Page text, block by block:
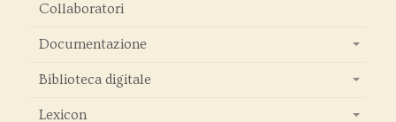
Collaboratori
Documentazione
Biblioteca digitale
Lexicon